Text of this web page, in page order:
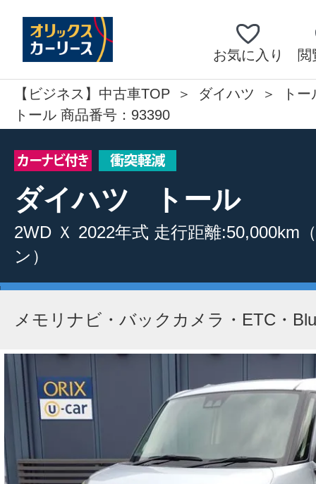
お気に入り 閲
【ビジネス】中古車TOP ダイハツ
トー
トール 商品番号：93390
ダイハツ トール
2WD Ｘ 2022年式 走行距離:50,000km
ン）
メモリナビ・バックカメラ・ETC・